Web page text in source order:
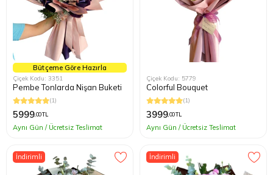
Bütçeme Göre Hazırla
Çiçek Kodu: 3351
Pembe Tonlarda Nişan Buketi
(1)
5999,00 TL
Aynı Gün / Ücretsiz Teslimat
Çiçek Kodu: 5779
Colorful Bouquet
(1)
3999,00 TL
Aynı Gün / Ücretsiz Teslimat
İndirimli İndirimli